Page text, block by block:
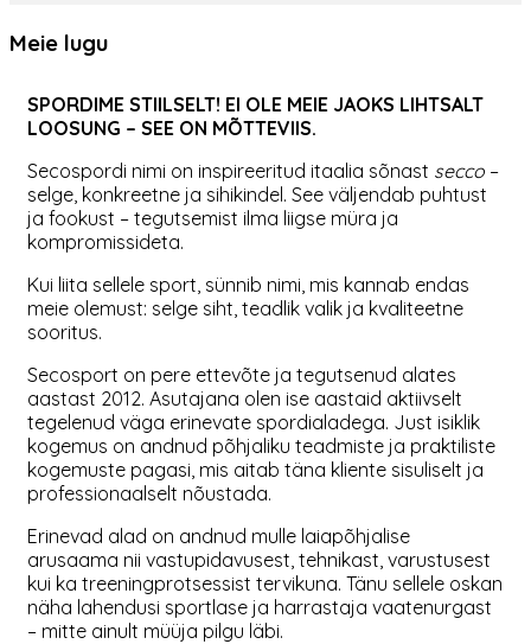
Meie lugu
SPORDIME STIILSELT! EI OLE MEIE JAOKS LIHTSALT
LOOSUNG – SEE ON MÕTTEVIIS.
Secospordi nimi on inspireeritud itaalia sõnast secco –
selge, konkreetne ja sihikindel. See väljendab puhtust
ja fookust – tegutsemist ilma liigse müra ja
kompromissideta.
Kui liita sellele sport, sünnib nimi, mis kannab endas
meie olemust: selge siht, teadlik valik ja kvaliteetne
sooritus.
Secosport on pere ettevõte ja tegutsenud alates
aastast 2012. Asutajana olen ise aastaid aktiivselt
tegelenud väga erinevate spordialadega. Just isiklik
kogemus on andnud põhjaliku teadmiste ja praktiliste
kogemuste pagasi, mis aitab täna kliente sisuliselt ja
professionaalselt nõustada.
Erinevad alad on andnud mulle laiapõhjalise
arusaama nii vastupidavusest, tehnikast, varustusest
kui ka treeningprotsessist tervikuna. Tänu sellele oskan
näha lahendusi sportlase ja harrastaja vaatenurgast
– mitte ainult müüja pilgu läbi.